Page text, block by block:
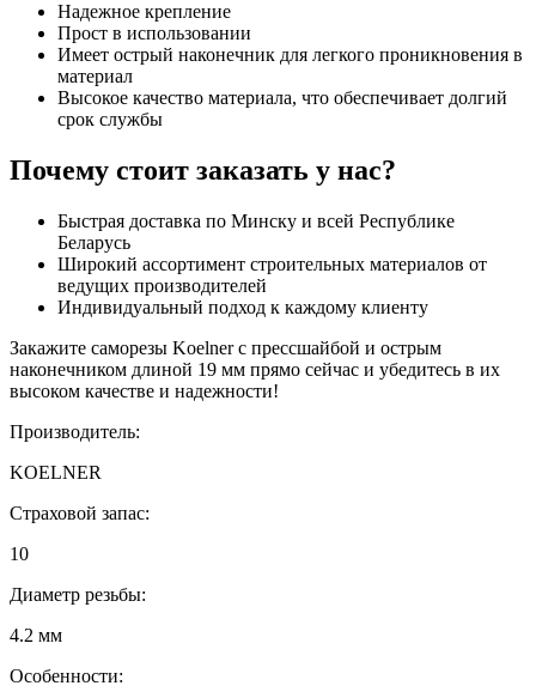
Надежное крепление
Прост в использовании
Имеет острый наконечник для легкого проникновения в
материал
Высокое качество материала, что обеспечивает долгий
срок службы
Почему стоит заказать у нас?
Быстрая доставка по Минску и всей Республике
Беларусь
Широкий ассортимент строительных материалов от
ведущих производителей
Индивидуальный подход к каждому клиенту
Закажите саморезы Koelner с прессшайбой и острым
наконечником длиной 19 мм прямо сейчас и убедитесь в их
высоком качестве и надежности!
Производитель:
KOELNER
Страховой запас:
10
Диаметр резьбы:
4.2 мм
Особенности: